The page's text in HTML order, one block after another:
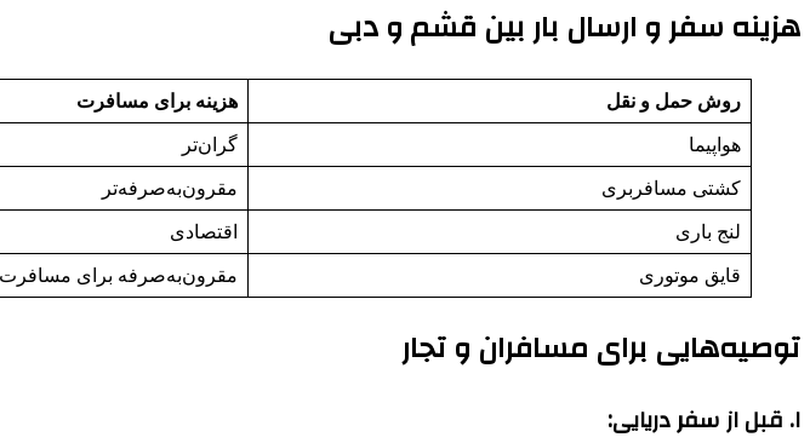
هزینه سفر و ارسال بار بین قشم و دبی
روش حمل و نقل هزینه برای مسافرت
هواپیما گران‌تر
کشتی مسافربری مقرون‌به‌صرفه‌تر
لنج باری اقتصادی
قایق موتوری مقرون‌به‌صرفه برای مسافرت
توصیه‌هایی برای مسافران و تجار
۱. قبل از سفر دریایی: